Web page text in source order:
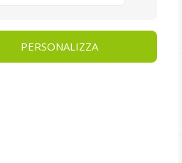
PERSONALIZZA